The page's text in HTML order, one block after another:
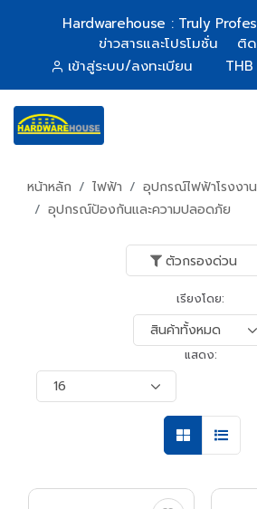
Hardwarehouse : Truly
ข่าวสารและโปรโมชั่น
ติด
เข้าสู่ระบบ/ลงทะเบียน
THB
หน้าหลัก ไฟฟ้า
อุปกรณ์ไฟฟ้าโรงงาน
อุปกรณ์ป้องกันและความปลอดภัย
ตัวกรองด่วน
เรียงโดย:
แสดง: